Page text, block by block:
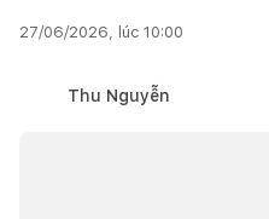
27/06/2026, lúc 10:00
Thu Nguyễn